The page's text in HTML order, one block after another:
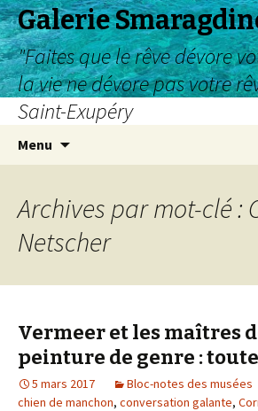
Galerie
"Faites que le rêve dévore
la vie ne dévore pas votre
Saint-Exupéry
Menu
Archives par mot-clé :
Netscher
Vermeer et les maîtres
peinture de genre :
5 mars 2017 Bloc-notes des musées
chien de manchon, conversation galante,